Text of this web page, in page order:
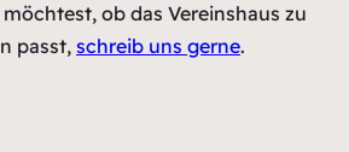
ob das Vereinshaus zu
passt, schreib uns gerne.